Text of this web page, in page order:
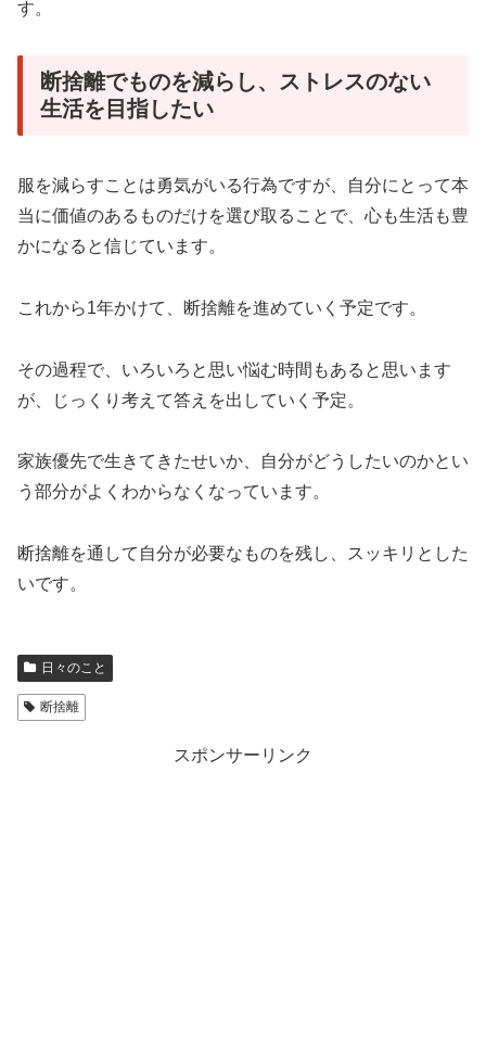
す。
断捨離でものを減らし、ストレスのない
生活を目指したい
服を減らすことは勇気がいる行為ですが、自分にとって本
当に価値のあるものだけを選び取ることで、心も生活も豊
かになると信じています。
これから1年かけて、断捨離を進めていく予定です。
その過程で、いろいろと思い悩む時間もあると思います
が、じっくり考えて答えを出していく予定。
家族優先で生きてきたせいか、自分がどうしたいのかとい
う部分がよくわからなくなっています。
断捨離を通して自分が必要なものを残し、スッキリとした
いです。
日々のこと
断捨離
スポンサーリンク